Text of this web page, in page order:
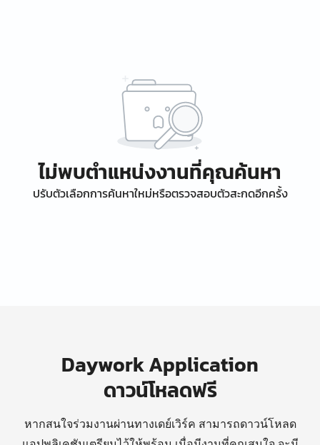
ไม่พบตำแหน่งงานที่คุณค้นหา
ปรับตัวเลือกการค้นหาใหม่หรือตรวจสอบตัวสะกดอีกครั้ง
Daywork Application
ดาวน์โหลดฟรี
หากสนใจร่วมงานผ่านทางเดย์เวิร์ค สามารถดาวน์โหลด